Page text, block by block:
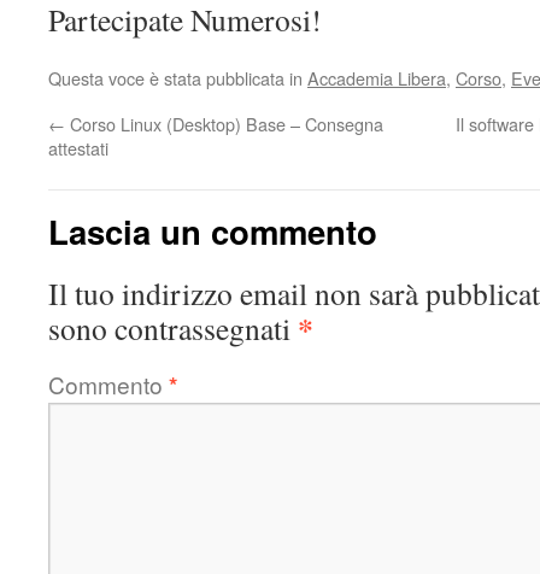
Partecipate Numerosi!
Questa voce è stata pubblicata in Accademia Libera, Corso,
← Corso Linux (Desktop) Base – Consegna
attestati
Il software
Lascia un commento
Il tuo indirizzo email non sarà
sono contrassegnati *
Commento *